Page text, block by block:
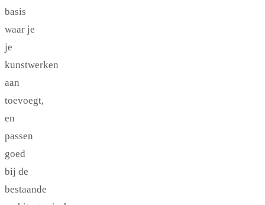
basis
waar je
je
kunstwerken
aan
toevoegt,
en
passen
goed
bij de
bestaande